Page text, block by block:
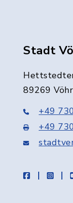
Stadt
89269
+49
+49
facebook